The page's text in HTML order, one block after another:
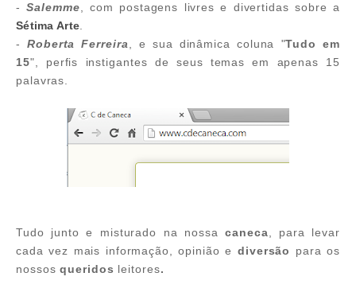
-Salemme , com postagens livres e divertidas sobre a
Sétima Arte
-Roberta Ferreira , e sua dinâmica coluna "Tudo em
15", perfis instigantes de seus temas em apenas 15
palavras.
Tudo junto e misturado na nossacaneca , para levar
cada vez mais informação, opinião ediversão para os
nossosqueridos leitores.